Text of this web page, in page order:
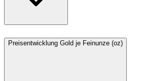
Preisentwicklung Gold je Feinunze (oz)